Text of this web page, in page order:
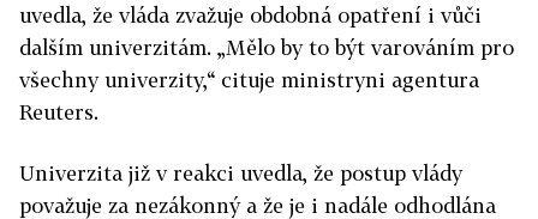
uvedla, že vláda zvažuje obdobná opatření i vůči
dalším univerzitám. „Mělo by to být varováním pro
všechny univerzity,“ cituje ministryni agentura
Reuters.
Univerzita již v reakci uvedla, že postup vlády
považuje za nezákonný a že je i nadále odhodlána